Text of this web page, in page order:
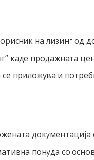
на лизинг од
каде продажната
приложува и
понуда со